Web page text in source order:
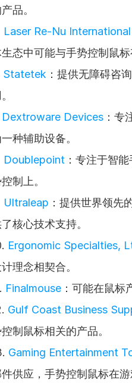
品。
Laser Re-Nu International
态中可能与手势控制鼠标
Statetek ：提供无障碍咨
Dextroware Devices ：专
种辅助设备。
Doublepoint ：专注于智
制上。
Ultraleap ：提供世界领先
核心技术支持。
Ergonomic Specialties,
理念相契合。
Finalmouse ：可能在鼠标
Gulf Coast Business
制鼠标相关的产品。
Gaming Entertainment
供应，手势控制鼠标在游